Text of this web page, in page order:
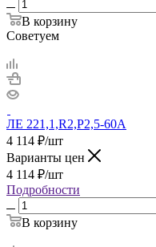
В корзину
Советуем
ЛЕ 221,1,R2,Р2,5-60А
4 114 ₽/шт
Варианты цен
4 114 ₽/шт
Подробности
В корзину